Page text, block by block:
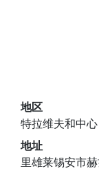
地区
特拉维夫和中心
地址
里雄莱锡安市